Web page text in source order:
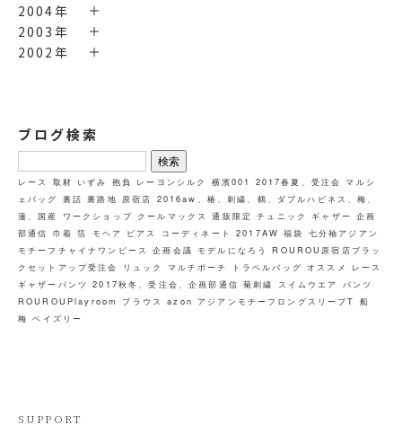
2004年
2003年
2002年
ブログ検索
検
索:
レース 取材 いずみ 抱負 レーヨンシルク 横濱001 2017春夏、受注会 マルシ
ェバッグ 裏話 裏路地 原宿店 2016aw、椿、刺繍、鶴、ダブルハピネス、梅、
蓮、国産
ワークショップ クールマックス 通販限定 チュニック ギャザー 企画
部通信 巾着 箔 モヘア ピアス コーディネート 2017AW 福袋 七分袖アジアン
モチーフチャイナワンピース
企画会議 モデルになろう
ROUROU原宿店ブラッ
クセットアップ受注会
リュック マルチポーチ トラベルバッグ オススメ
レース
ギャザーパンツ 2017秋冬、受注会、企画部通信 菊刺繍 スイムウエア
パンツ
ROUROUPlayroom
ブラウス azon アジアンモチーフロングスリーブT 船
梅 ペイズリー
SUPPORT